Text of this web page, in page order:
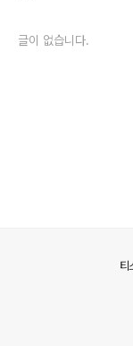
글이 없습니다.
티